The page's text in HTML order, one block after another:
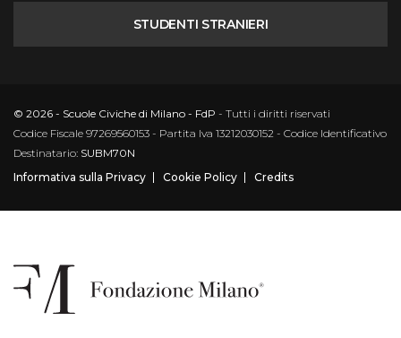
STUDENTI STRANIERI
© 2026 - Scuole Civiche di Milano - FdP - Tutti i diritti riservati
Codice Fiscale 97269560153 - Partita Iva 13212030152 - Codice Identificativo
Destinatario: SUBM70N
Informativa sulla Privacy
Cookie Policy Credits